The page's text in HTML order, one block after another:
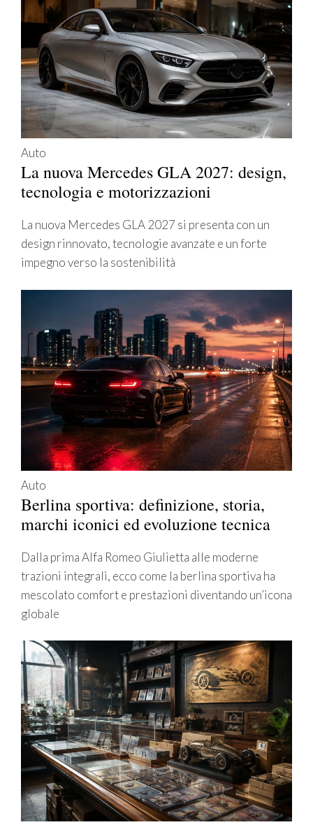
Auto
La nuova Mercedes GLA 2027: design,
tecnologia e motorizzazioni
La nuova Mercedes GLA 2027 si presenta con un
design rinnovato, tecnologie avanzate e un forte
impegno verso la sostenibilità
Auto
Berlina sportiva: definizione, storia,
marchi iconici ed evoluzione tecnica
Dalla prima Alfa Romeo Giulietta alle moderne
trazioni integrali, ecco come la berlina sportiva ha
mescolato comfort e prestazioni diventando un’icona
globale